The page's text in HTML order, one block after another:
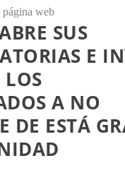
página web
SUS
E
A NO
DE ESTÁ